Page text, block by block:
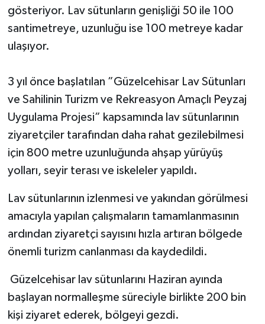
gösteriyor. Lav sütunların genişliği 50 ile 100
santimetreye, uzunluğu ise 100 metreye kadar
ulaşıyor.
3 yıl önce başlatılan ”Güzelcehisar Lav Sütunları
ve Sahilinin Turizm ve Rekreasyon Amaçlı Peyzaj
Uygulama Projesi” kapsamında lav sütunlarının
ziyaretçiler tarafından daha rahat gezilebilmesi
için 800 metre uzunluğunda ahşap yürüyüş
yolları, seyir terası ve iskeleler yapıldı.
Lav sütunlarının izlenmesi ve yakından görülmesi
amacıyla yapılan çalışmaların tamamlanmasının
ardından ziyaretçi sayısını hızla artıran bölgede
önemli turizm canlanması da kaydedildi.
Güzelcehisar lav sütunlarını Haziran ayında
başlayan normalleşme süreciyle birlikte 200 bin
kişi ziyaret ederek, bölgeyi gezdi.